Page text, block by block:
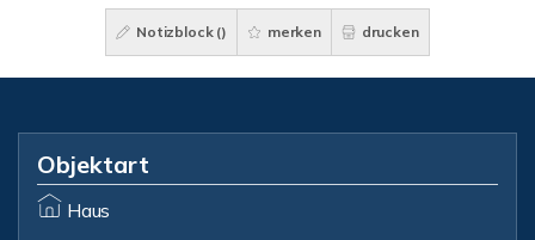
Notizblock () merken drucken
Objektart
Haus